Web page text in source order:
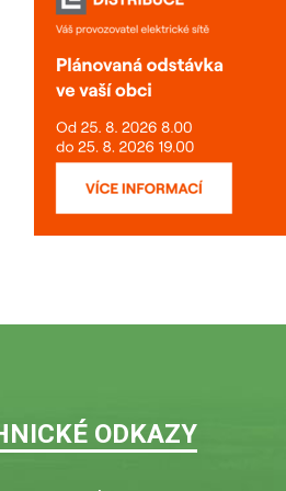
ODKAZY